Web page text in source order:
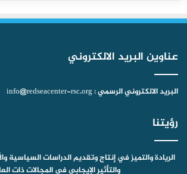
ك
u
e
ر
م
ا
ب
عناوين البريد الالكتروني
البريد الالكتروني الرسمي : info@redseacenter-rsc.org
رؤيتنا
الريادة والتميز في إنتاج وتقديم الدراسات السياسية
والتأثير الإيجابي في المجالات ذات